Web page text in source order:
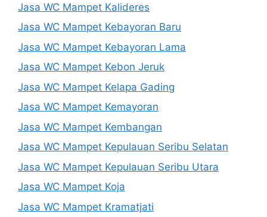
Jasa WC Mampet Kalideres
Jasa WC Mampet Kebayoran Baru
Jasa WC Mampet Kebayoran Lama
Jasa WC Mampet Kebon Jeruk
Jasa WC Mampet Kelapa Gading
Jasa WC Mampet Kemayoran
Jasa WC Mampet Kembangan
Jasa WC Mampet Kepulauan Seribu Selatan
Jasa WC Mampet Kepulauan Seribu Utara
Jasa WC Mampet Koja
Jasa WC Mampet Kramatjati